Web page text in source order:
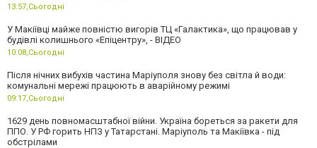
13:57,Сьогодні
У Макіївці майже повністю вигорів ТЦ «Галактика», що працював у
будівлі колишнього «Епіцентру», - ВІДЕО
10:08,Сьогодні
Після нічних вибухів частина Маріуполя знову без світла й води:
комунальні мережі працюють в аварійному режимі
09:17,Сьогодні
1629 день повномасштабної війни. Україна бореться за ракети для
ППО. У РФ горить НПЗ у Татарстані. Маріуполь та Макіївка - під
обстрілами